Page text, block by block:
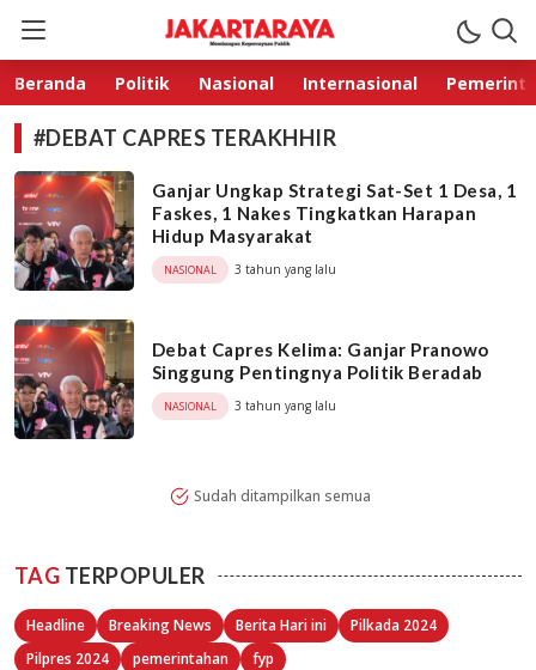
Jakarta Raya
Membangun Kepercayaan Publik
Beranda Politik Nasional Internasional
#DEBAT CAPRES TERAKHHIR
Ganjar Ungkap Strategi Sat-Set 1 Desa, 1
Faskes, 1 Nakes Tingkatkan Harapan
Hidup Masyarakat
NASIONAL 3 tahun yang lalu
Debat Capres Kelima: Ganjar Pranowo
Singgung Pentingnya Politik Beradab
NASIONAL 3 tahun yang lalu
Sudah ditampilkan semua
TAG TERPOPULER
Headline Breaking News Berita Hari ini
Pilkada 2024
Pilpres 2024
pemerintahan fyp